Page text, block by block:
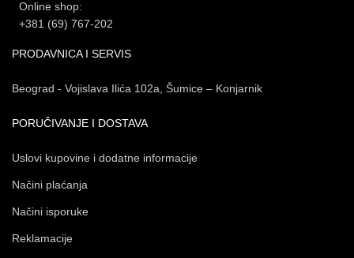
Online shop:
+381 (69) 767-202
PRODAVNICA I SERVIS
Beograd - Vojislava Ilića 102a, Šumice – Konjarnik
PORUČIVANJE I DOSTAVA
Uslovi kupovine i dodatne informacije
Načini plaćanja
Načini isporuke
Reklamacije